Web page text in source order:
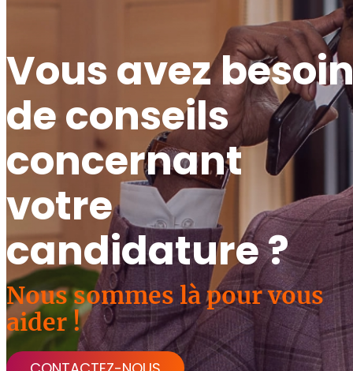
Vous avez
de conseils
concernant
votre
candidature ?
Nous sommes là pour vous
aider !